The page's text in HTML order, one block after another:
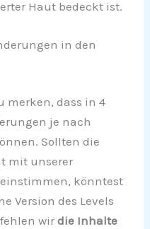
Haut bedeckt ist.
in den
merken, dass in 4
je nach
Sollten die
mit unserer
könntest
Version des Levels
wirdie Inhalte